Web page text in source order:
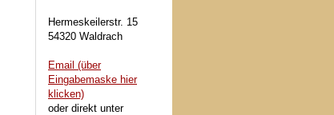
Hermeskeilerstr. 15
54320 Waldrach
Email (über
Eingabemaske hier
klicken)
oder direkt unter